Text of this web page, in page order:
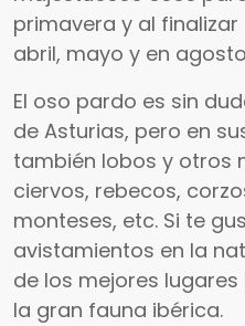
primavera y al
abril, mayo y en
El oso pardo es sin
de Asturias, pero en
también lobos y otros
ciervos, rebecos,
monteses, etc. Si te
avistamientos en la
de los mejores
la gran fauna ibérica.